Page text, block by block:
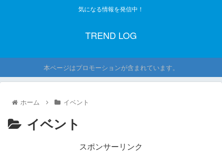
気になる情報を発信中！
TREND LOG
本ページはプロモーションが含まれています。
ホーム イベント
イベント
スポンサーリンク